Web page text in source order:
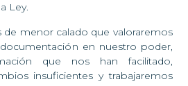
Ley.
de menor calado que valoraremos
en nuestro poder,
que nos han facilitado,
insuficientes y trabajaremos